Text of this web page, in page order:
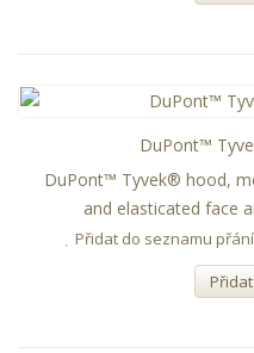
DuPont™
DuPont™ Tyvek® hood,
and elasticated face
Přidat do seznamu přání